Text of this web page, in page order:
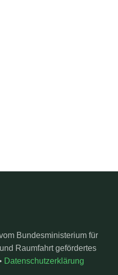
Bundesministerium für
Raumfahrt gefördertes
Datenschutzerklärung